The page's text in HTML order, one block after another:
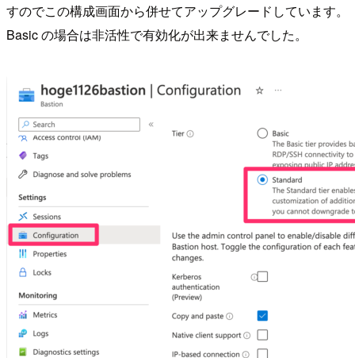
すのでこの構成画面から併せてアップグレードしています。
Basic の場合は非活性で有効化が出来ませんでした。